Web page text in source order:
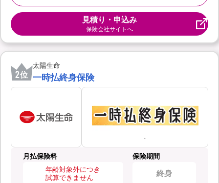
見積り・申込み
保険会社サイトへ
2位
太陽生命
一時払終身保険
月払保険料
年齢対象外につき
試算できません
保険期間
終身